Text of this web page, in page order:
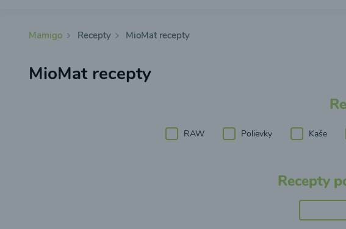
Mamigo Recepty MioMat recepty
MioMat recepty
RAW Polievky Kaše
Recepty